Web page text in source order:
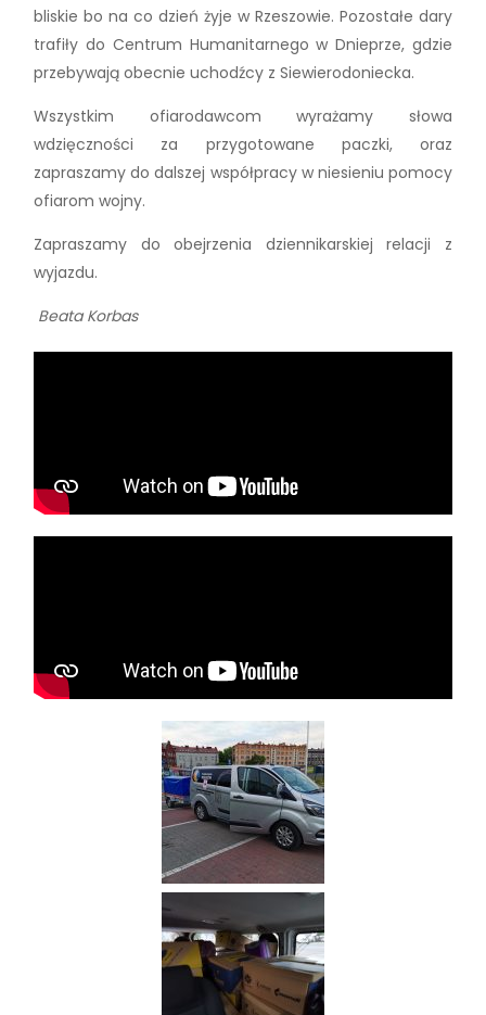
bliskie bo na co dzień żyje w Rzeszowie. Pozostałe dary
trafiły do Centrum Humanitarnego w Dnieprze, gdzie
przebywają obecnie uchodźcy z Siewierodoniecka.
Wszystkim ofiarodawcom wyrażamy słowa
wdzięczności za przygotowane paczki, oraz
zapraszamy do dalszej współpracy w niesieniu pomocy
ofiarom wojny.
Zapraszamy do obejrzenia dziennikarskiej relacji z
wyjazdu.
Beata Korbas